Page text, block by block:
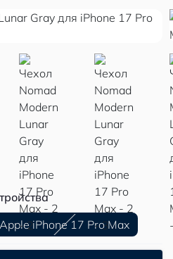
Apple iPhone 17 Pro Max